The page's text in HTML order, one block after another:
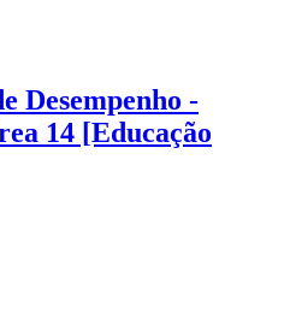
Desempenho -
14 [Educação